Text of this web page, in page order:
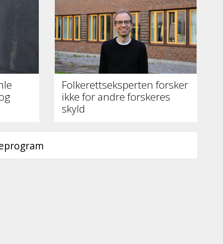
Folkerettseksperten forsker
ikke for andre forskeres
skyld